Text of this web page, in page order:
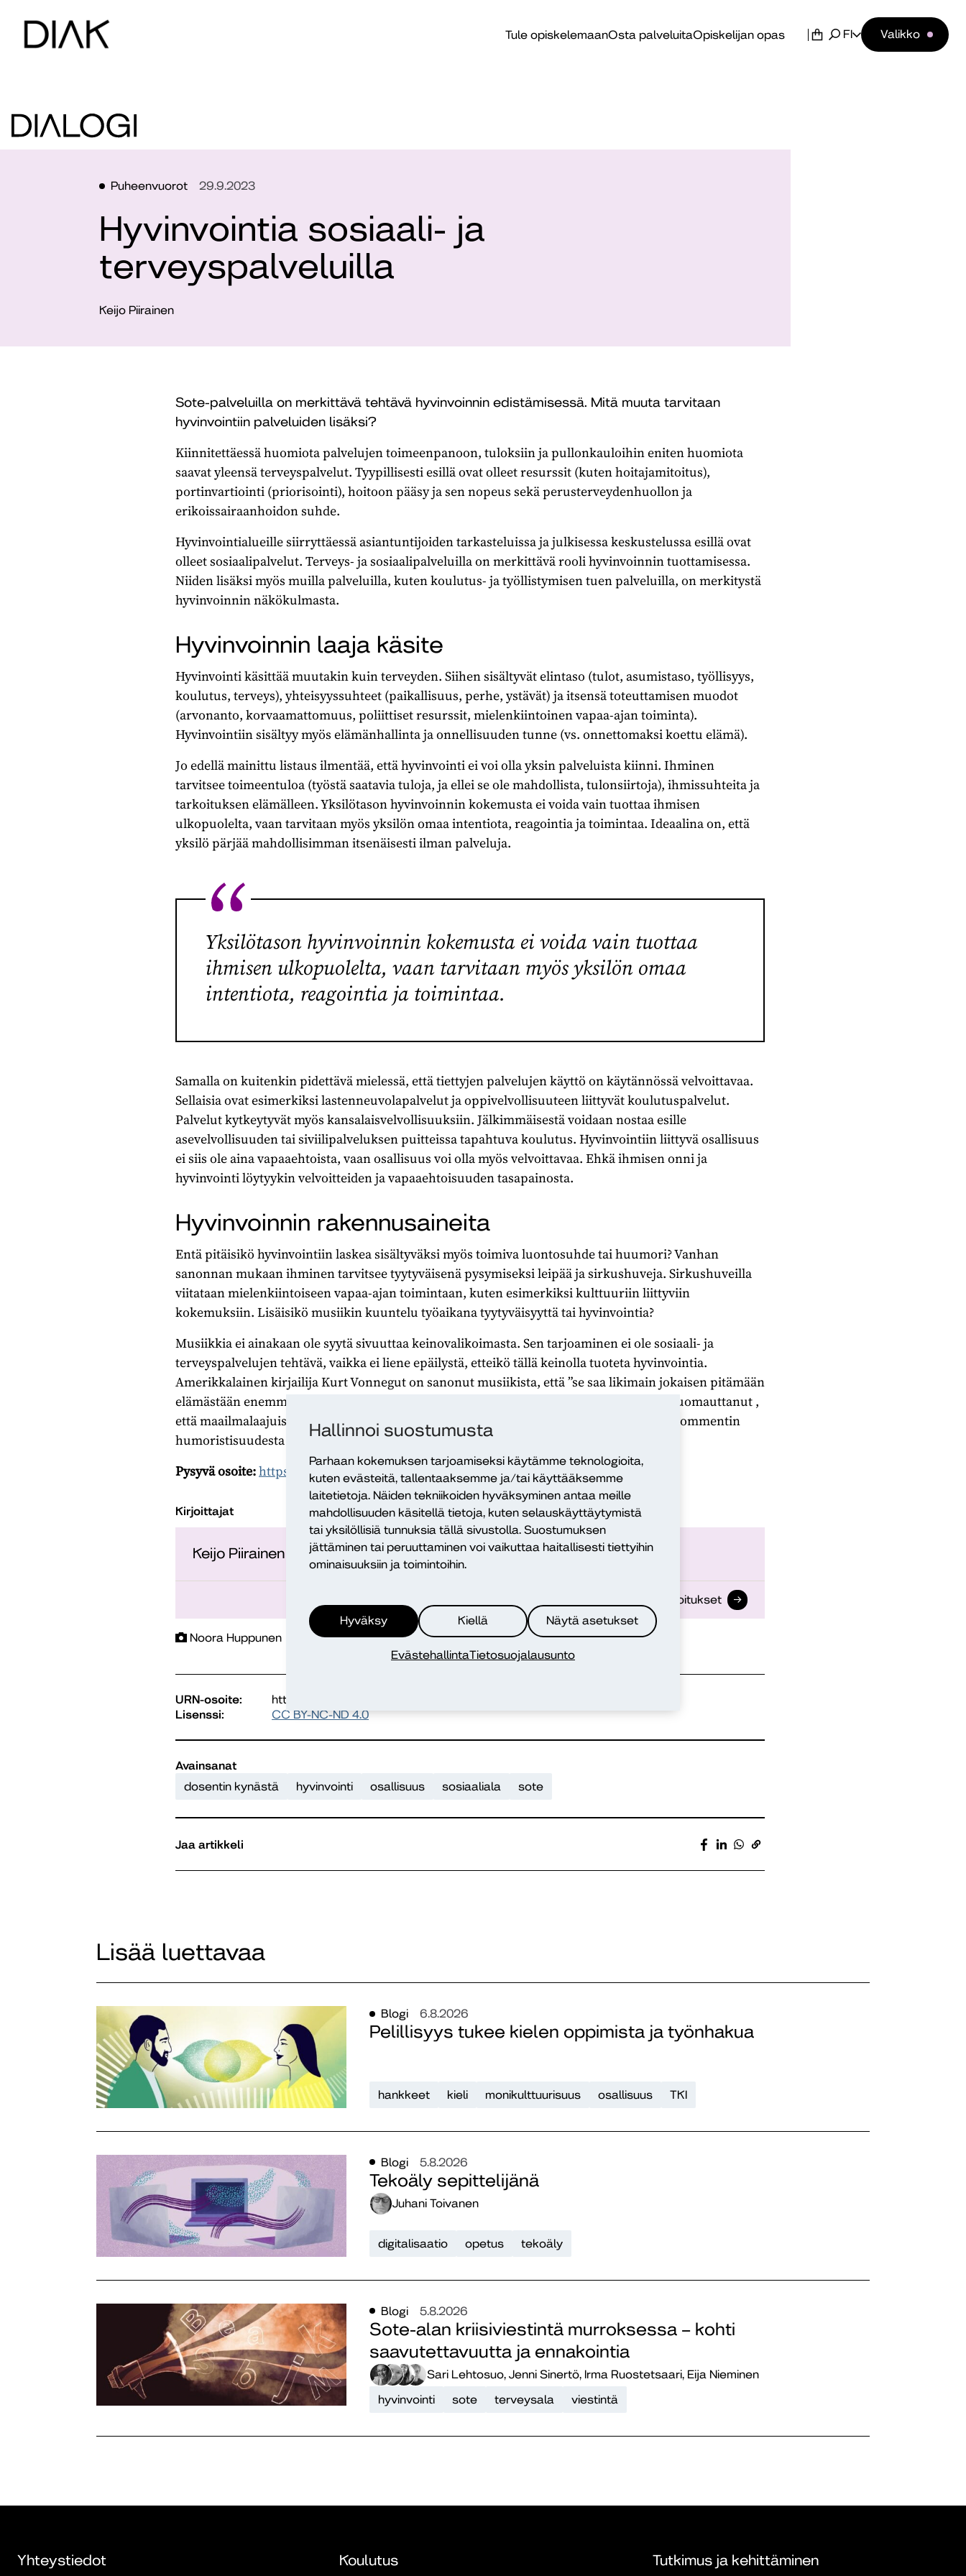
Hallinnoi suostumusta
Parhaan kokemuksen tarjoamiseksi käytämme teknologioita,
kuten evästeitä, tallentaaksemme ja/tai käyttääksemme
laitetietoja. Näiden tekniikoiden hyväksyminen antaa meille
mahdollisuuden käsitellä tietoja, kuten selauskäyttäytymistä
tai yksilöllisiä tunnuksia tällä sivustolla. Suostumuksen
jättäminen tai peruuttaminen voi vaikuttaa haitallisesti tiettyihin
ominaisuuksiin ja toimintoihin.
Hyväksy Kiellä Näytä asetukset
EvästehallintaTietosuojalausunto
Tule opiskelemaanOsta palveluitaOpiskelijan opas FI Valikko
Puheenvuorot 29.9.2023
Hyvinvointia sosiaali- ja
terveyspalveluilla
Keijo Piirainen
Sote-palveluilla on merkittävä tehtävä hyvinvoinnin edistämisessä. Mitä muuta tarvitaan
hyvinvointiin palveluiden lisäksi?
Kiinnitettäessä huomiota palvelujen toimeenpanoon, tuloksiin ja pullonkauloihin eniten huomiota
saavat yleensä terveyspalvelut. Tyypillisesti esillä ovat olleet resurssit (kuten hoitajamitoitus),
portinvartiointi (priorisointi), hoitoon pääsy ja sen nopeus sekä perusterveydenhuollon ja
erikoissairaanhoidon suhde.
Hyvinvointialueille siirryttäessä asiantuntijoiden tarkasteluissa ja julkisessa keskustelussa esillä ovat
olleet sosiaalipalvelut. Terveys- ja sosiaalipalveluilla on merkittävä rooli hyvinvoinnin tuottamisessa.
Niiden lisäksi myös muilla palveluilla, kuten koulutus- ja työllistymisen tuen palveluilla, on merkitystä
hyvinvoinnin näkökulmasta.
Hyvinvoinnin laaja käsite
Hyvinvointi käsittää muutakin kuin terveyden. Siihen sisältyvät elintaso (tulot, asumistaso, työllisyys,
koulutus, terveys), yhteisyyssuhteet (paikallisuus, perhe, ystävät) ja itsensä toteuttamisen muodot
(arvonanto, korvaamattomuus, poliittiset resurssit, mielenkiintoinen vapaa-ajan toiminta).
Hyvinvointiin sisältyy myös elämänhallinta ja onnellisuuden tunne (vs. onnettomaksi koettu elämä).
Jo edellä mainittu listaus ilmentää, että hyvinvointi ei voi olla yksin palveluista kiinni. Ihminen
tarvitsee toimeentuloa (työstä saatavia tuloja, ja ellei se ole mahdollista, tulonsiirtoja), ihmissuhteita ja
tarkoituksen elämälleen. Yksilötason hyvinvoinnin kokemusta ei voida vain tuottaa ihmisen
ulkopuolelta, vaan tarvitaan myös yksilön omaa intentiota, reagointia ja toimintaa. Ideaalina on, että
yksilö pärjää mahdollisimman itsenäisesti ilman palveluja.
Yksilötason hyvinvoinnin kokemusta ei voida vain tuottaa
ihmisen ulkopuolelta, vaan tarvitaan myös yksilön omaa
intentiota, reagointia ja toimintaa.
Samalla on kuitenkin pidettävä mielessä, että tiettyjen palvelujen käyttö on käytännössä velvoittavaa.
Sellaisia ovat esimerkiksi lastenneuvolapalvelut ja oppivelvollisuuteen liittyvät koulutuspalvelut.
Palvelut kytkeytyvät myös kansalaisvelvollisuuksiin. Jälkimmäisestä voidaan nostaa esille
asevelvollisuuden tai siviilipalveluksen puitteissa tapahtuva koulutus. Hyvinvointiin liittyvä osallisuus
ei siis ole aina vapaaehtoista, vaan osallisuus voi olla myös velvoittavaa. Ehkä ihmisen onni ja
hyvinvointi löytyykin velvoitteiden ja vapaaehtoisuuden tasapainosta.
Hyvinvoinnin rakennusaineita
Entä pitäisikö hyvinvointiin laskea sisältyväksi myös toimiva luontosuhde tai huumori? Vanhan
sanonnan mukaan ihminen tarvitsee tyytyväisenä pysymiseksi leipää ja sirkushuveja. Sirkushuveilla
viitataan mielenkiintoiseen vapaa-ajan toimintaan, kuten esimerkiksi kulttuuriin liittyviin
kokemuksiin. Lisäisikö musiikin kuuntelu työaikana tyytyväisyyttä tai hyvinvointia?
Musiikkia ei ainakaan ole syytä sivuuttaa keinovalikoimasta. Sen tarjoaminen ei ole sosiaali- ja
terveyspalvelujen tehtävä, vaikka ei liene epäilystä, etteikö tällä keinolla tuoteta hyvinvointia.
Amerikkalainen kirjailija Kurt Vonnegut on sanonut musiikista, että ”se saa likimain jokaisen pitämään
elämästään enemmän kuin pitäisi siitä ilman musiikkia”. Humoristisesti hän myös on huomauttanut ,
että maailmalaajuiseen masennusepidemiaan tepsivä täsmälääke on nimeltään blues. Kommentin
humoristisuudesta huolimatta musiikin merkityksen harva voi kiistää.
Pysyvä osoite:https://urn.fi/URN:NBN:fi-fe20230908121861
Kirjoittajat
Keijo Piirainen
Kaikki Dialogin kirjoitukset
Noora Huppunen
URN-osoite:
https://urn.fi/URN:NBN:fi-fe20230908121861
Lisenssi:
CC BY-NC-ND 4.0
Avainsanat
dosentin kynästä
hyvinvointi osallisuus sosiaaliala sote
Jaa artikkeli
Lisää luettavaa
Blogi 6.8.2026
Pelillisyys tukee kielen oppimista ja työnhakua
hankkeet kieli monikulttuurisuus osallisuus TKI
Blogi 5.8.2026
Tekoäly sepittelijänä
Juhani Toivanen
digitalisaatio opetus tekoäly
Blogi 5.8.2026
Sote-alan kriisiviestintä murroksessa – kohti
saavutettavuutta ja ennakointia
Sari Lehtosuo, Jenni Sinertö, Irma Ruostetsaari, Eija Nieminen
hyvinvointi
sote terveysala viestintä
Yhteystiedot Koulutus Tutkimus ja kehittäminen